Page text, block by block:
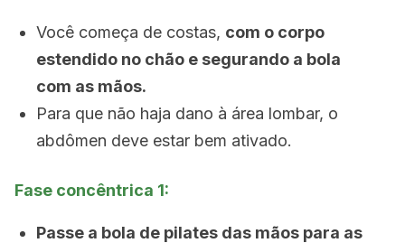
Você começa de costas, com o corpo
estendido no chão e segurando a bola
com as mãos.
Para que não haja dano à área lombar, o
abdômen deve estar bem ativado.
Fase concêntrica 1:
Passe a bola de pilates das mãos para as